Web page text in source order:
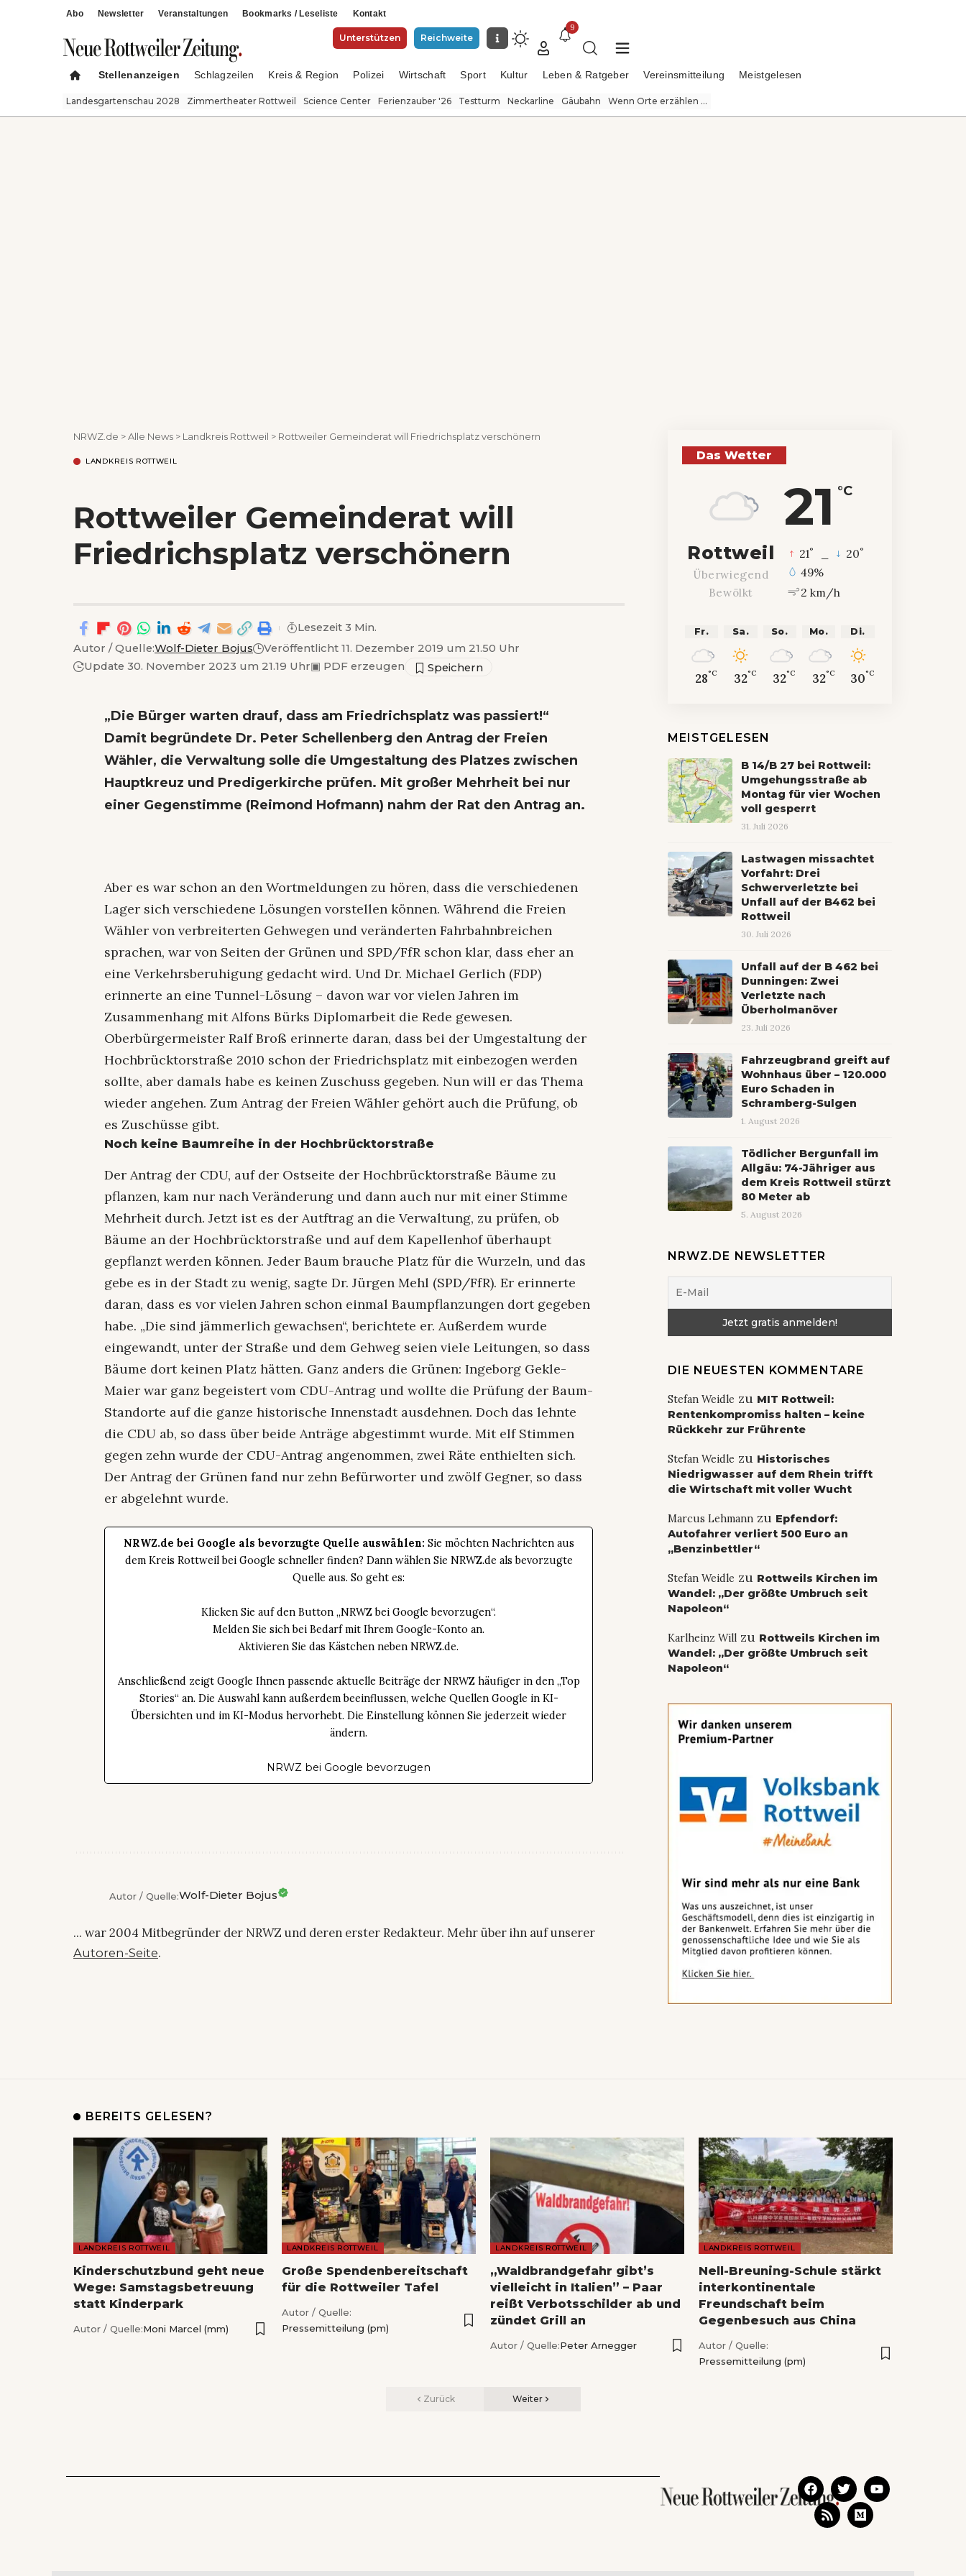
Abo Newsletter Veranstaltungen Bookmarks / Leseliste Kontakt
Unterstützen Reichweite
9
Stellenanzeigen Schlagzeilen Kreis & Region Polizei Wirtschaft Sport Kultur Leben & Ratgeber Vereinsmitteilung Meistgelesen
Landesgartenschau 2028 Zimmertheater Rottweil Science Center Ferienzauber '26 Testturm Neckarline Gäubahn Wenn Orte erzählen ...
NRWZ.de >Alle News > Landkreis Rottweil > Rottweiler Gemeinderat will Friedrichsplatz verschönern
LANDKREIS ROTTWEIL
Rottweiler Gemeinderat will
Friedrichsplatz verschönern
Autor / Quelle:Wolf-Dieter Bojus
Veröffentlicht 11. Dezember 2019 um 21.50 Uhr
Update 30. November 2023 um 21.19 Uhr▣ PDF erzeugen
Lesezeit 3 Min.
„Die Bürger warten drauf, dass am Friedrichsplatz was passiert!“
Damit begründete Dr. Peter Schellenberg den Antrag der Freien
Wähler, die Verwaltung solle die Umgestaltung des Platzes zwischen
Hauptkreuz und Predigerkirche prüfen. Mit großer Mehrheit bei nur
einer Gegenstimme (Reimond Hofmann) nahm der Rat den Antrag an.
Aber es war schon an den Wortmeldungen zu hören, dass die verschiedenen
Lager sich verschiedene Lösungen vorstellen können. Während die Freien
Wähler von verbreiterten Gehwegen und veränderten Fahrbahnbreichen
sprachen, war von Seiten der Grünen und SPD/FfR schon klar, dass eher an
eine Verkehrsberuhigung gedacht wird. Und Dr. Michael Gerlich (FDP)
erinnerte an eine Tunnel-Lösung – davon war vor vielen Jahren im
Zusammenhang mit Alfons Bürks Diplomarbeit die Rede gewesen.
Oberbürgermeister Ralf Broß erinnerte daran, dass bei der Umgestaltung der
Hochbrücktorstraße 2010 schon der Friedrichsplatz mit einbezogen werden
sollte, aber damals habe es keinen Zuschuss gegeben. Nun will er das Thema
wieder angehen. Zum Antrag der Freien Wähler gehört auch die Prüfung, ob
es Zuschüsse gibt.
Noch keine Baumreihe in der Hochbrücktorstraße
Der Antrag der CDU, auf der Ostseite der Hochbrücktorstraße Bäume zu
pflanzen, kam nur nach Veränderung und dann auch nur mit einer Stimme
Mehrheit durch. Jetzt ist es der Autftrag an die Verwaltung, zu prüfen, ob
Bäume an der Hochbrücktorstraße und auf dem Kapellenhof überhaupt
gepflanzt werden können. Jeder Baum brauche Platz für die Wurzeln, und das
gebe es in der Stadt zu wenig, sagte Dr. Jürgen Mehl (SPD/FfR). Er erinnerte
daran, dass es vor vielen Jahren schon einmal Baumpflanzungen dort gegeben
habe. „Die sind jämmerlich gewachsen“, berichtete er. Außerdem wurde
eingewandt, unter der Straße und dem Gehweg seien viele Leitungen, so dass
Bäume dort keinen Platz hätten. Ganz anders die Grünen: Ingeborg Gekle-
Maier war ganz begeistert vom CDU-Antrag und wollte die Prüfung der Baum-
Standorte auf die ganze historische Innenstadt ausdehnen. Doch das lehnte
die CDU ab, so dass über beide Anträge abgestimmt wurde. Mit elf Stimmen
gegen zehn wurde der CDU-Antrag angenommen, zwei Räte enthielten sich.
Der Antrag der Grünen fand nur zehn Befürworter und zwölf Gegner, so dass
er abgelehnt wurde.
NRWZ.de bei Google als bevorzugte Quelle auswählen: Sie möchten Nachrichten aus
dem Kreis Rottweil bei Google schneller finden? Dann wählen Sie NRWZ.de als bevorzugte
Quelle aus. So geht es:
Klicken Sie auf den Button „NRWZ bei Google bevorzugen“.
Melden Sie sich bei Bedarf mit Ihrem Google-Konto an.
Aktivieren Sie das Kästchen neben NRWZ.de.
Anschließend zeigt Google Ihnen passende aktuelle Beiträge der NRWZ häufiger in den „Top
Stories“ an. Die Auswahl kann außerdem beeinflussen, welche Quellen Google in KI-
Übersichten und im KI-Modus hervorhebt. Die Einstellung können Sie jederzeit wieder
ändern.
NRWZ bei Google bevorzugen
Autor / Quelle:Wolf-Dieter Bojus
... war 2004 Mitbegründer der NRWZ und deren erster Redakteur. Mehr über ihn auf unserer
Autoren-Seite.
Das Wetter
21 °C
Rottweil
Überwiegend
Bewölkt
21° 20°
49%
2 km/h
Fr.
28°C
Sa.
32°C
So.
32°C
Mo.
32°C
Di.
30°C
MEISTGELESEN
B 14/B 27 bei Rottweil:
Umgehungsstraße ab
Montag für vier Wochen
voll gesperrt
31. Juli 2026
Lastwagen missachtet
Vorfahrt: Drei
Schwerverletzte bei
Unfall auf der B462 bei
Rottweil
30. Juli 2026
Unfall auf der B 462 bei
Dunningen: Zwei
Verletzte nach
Überholmanöver
23. Juli 2026
Fahrzeugbrand greift auf
Wohnhaus über – 120.000
Euro Schaden in
Schramberg-Sulgen
1. August 2026
Tödlicher Bergunfall im
Allgäu: 74-Jähriger aus
dem Kreis Rottweil stürzt
80 Meter ab
5. August 2026
NRWZ.DE NEWSLETTER
DIE NEUESTEN KOMMENTARE
Stefan Weidle zu MIT Rottweil:
Rentenkompromiss halten – keine
Rückkehr zur Frührente
Stefan Weidle zu Historisches
Niedrigwasser auf dem Rhein trifft
die Wirtschaft mit voller Wucht
Marcus Lehmannzu Epfendorf:
Autofahrer verliert 500 Euro an
„Benzinbettler“
Stefan Weidle zu Rottweils Kirchen im
Wandel: „Der größte Umbruch seit
Napoleon“
Karlheinz Willzu Rottweils Kirchen im
Wandel: „Der größte Umbruch seit
Napoleon“
BEREITS GELESEN?
LANDKREIS ROTTWEIL
Kinderschutzbund geht neue
Wege: Samstagsbetreuung
statt Kinderpark
Autor / Quelle:Moni Marcel (mm)
LANDKREIS ROTTWEIL
Große Spendenbereitschaft
für die Rottweiler Tafel
Autor / Quelle:
Pressemitteilung (pm)
LANDKREIS ROTTWEIL
„Waldbrandgefahr gibt’s
vielleicht in Italien” – Paar
reißt Verbotsschilder ab und
zündet Grill an
Autor / Quelle:Peter Arnegger
LANDKREIS ROTTWEIL
Nell-Breuning-Schule stärkt
interkontinentale
Freundschaft beim
Gegenbesuch aus China
Autor / Quelle:
Pressemitteilung (pm)
Zurück Weiter